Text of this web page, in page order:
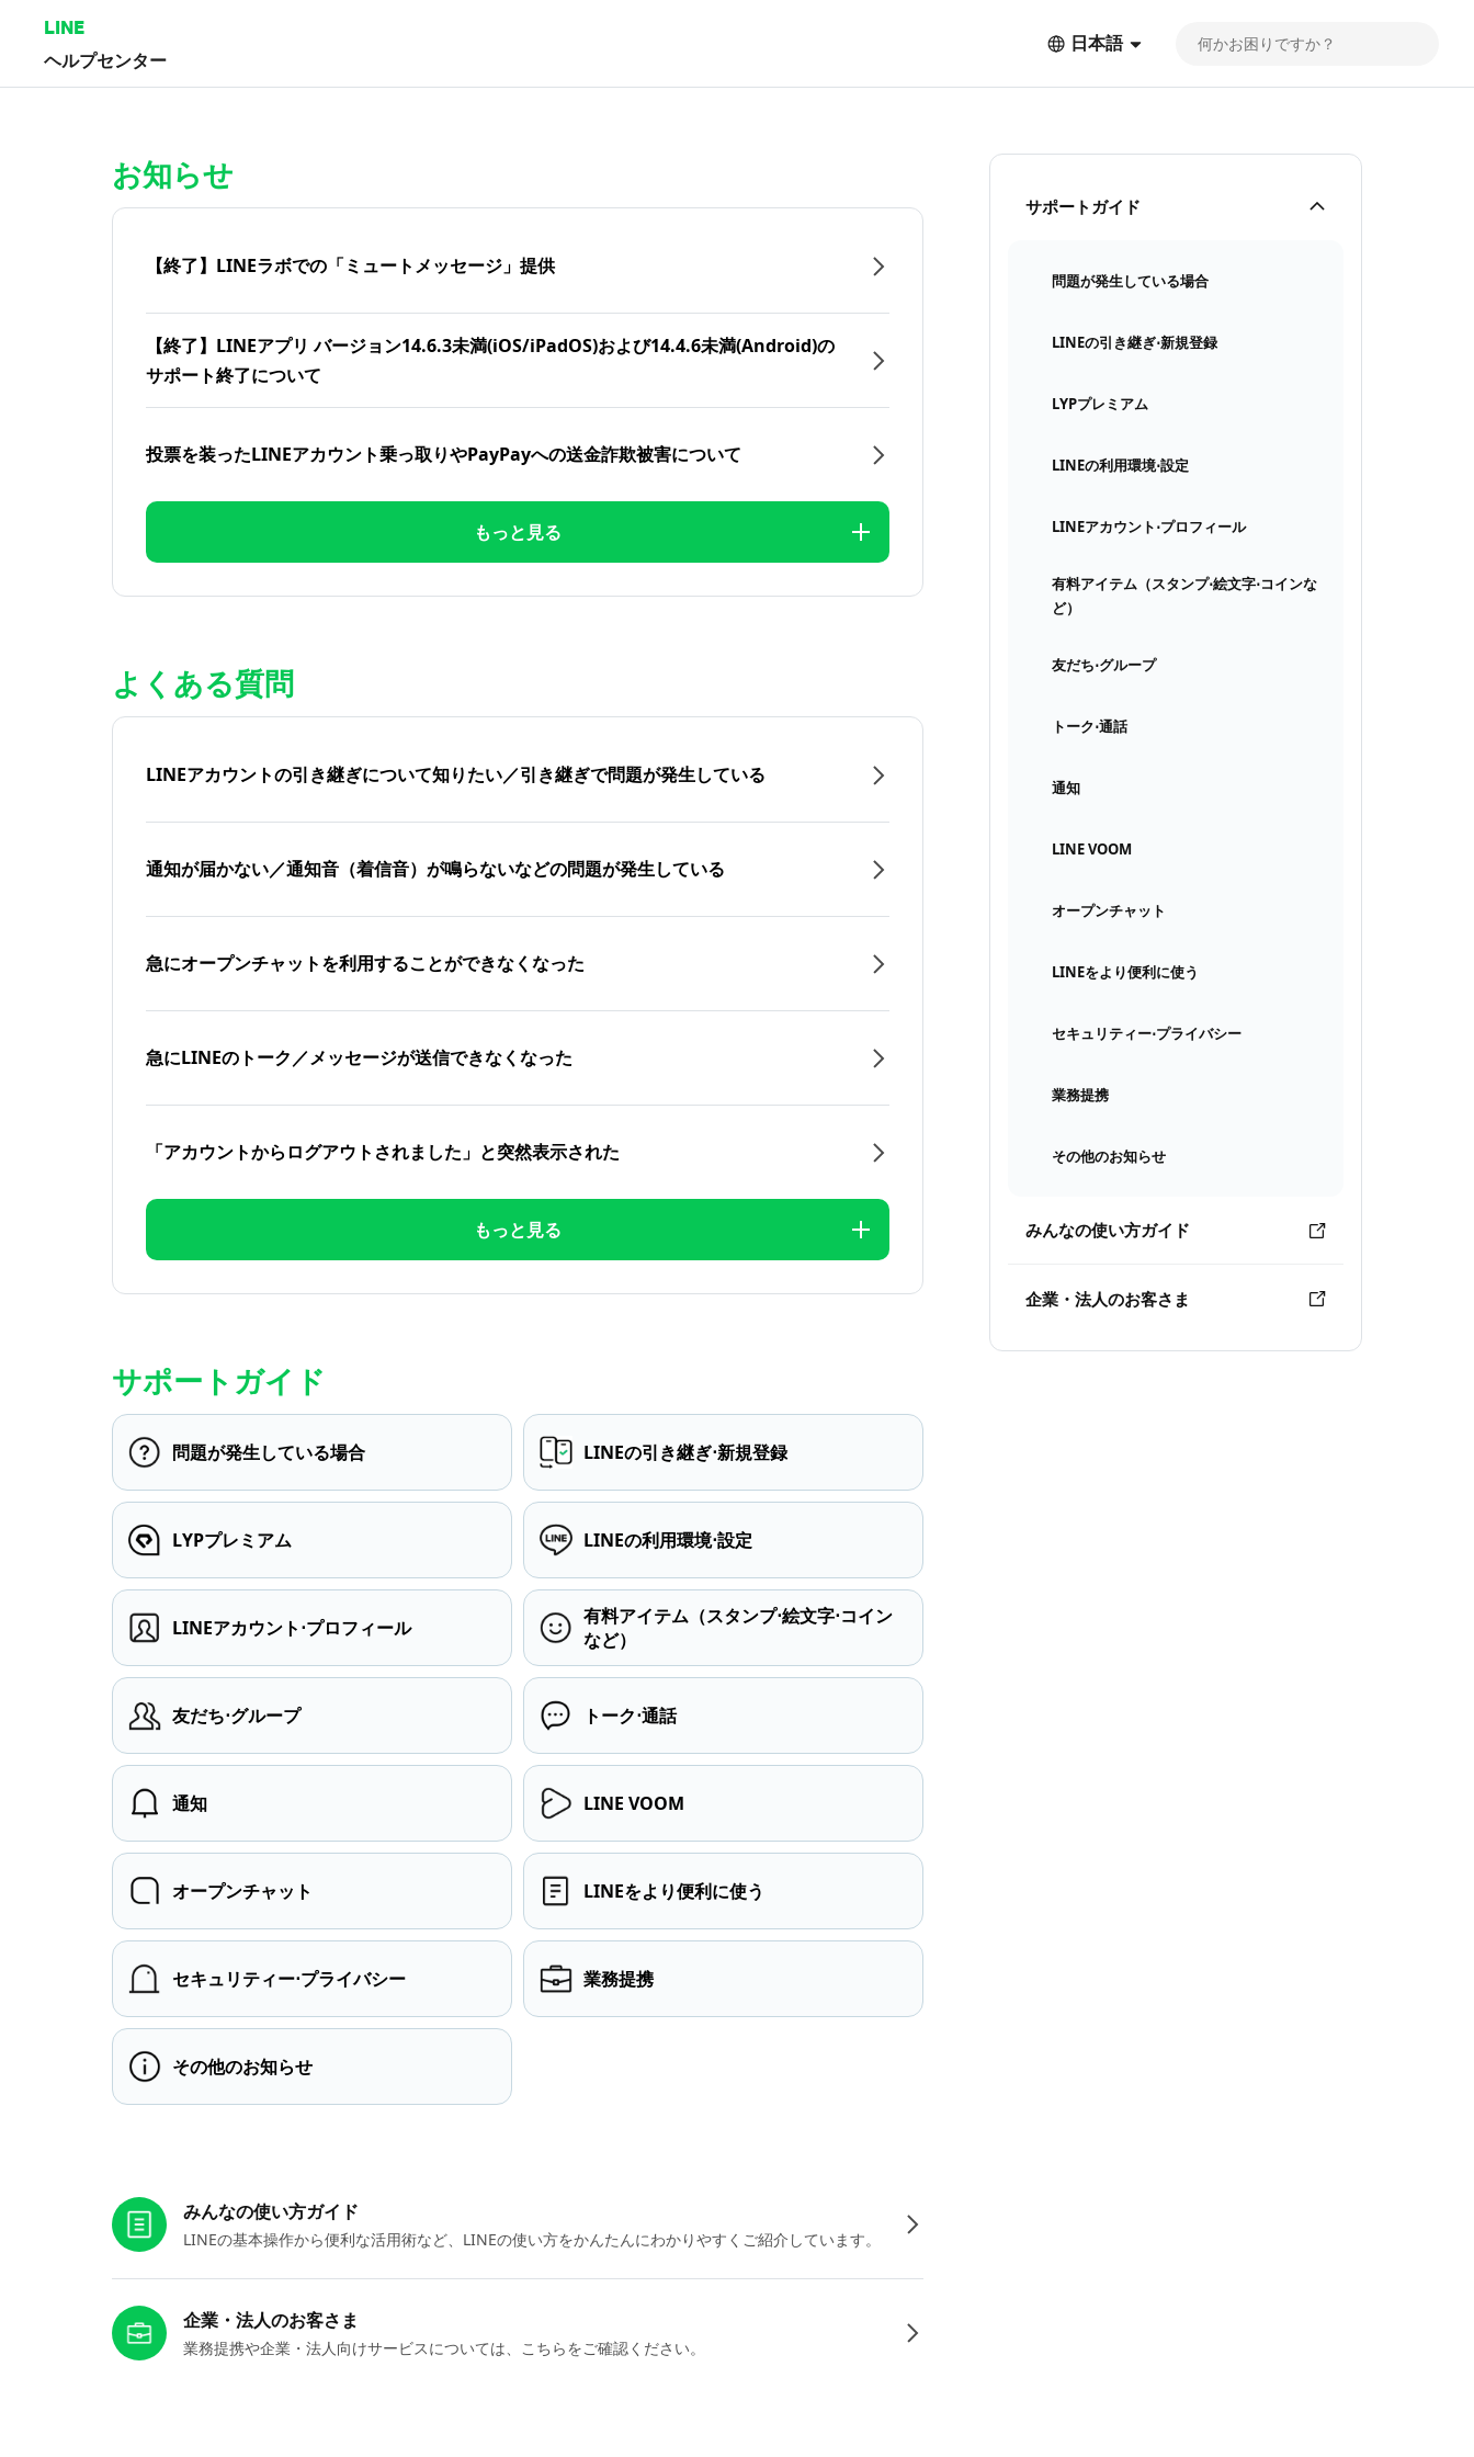
LINE
ヘルプセンター
日本語
サポートガイド
問題が発生している場合
LINEの引き継ぎ⋅新規登録
LYPプレミアム
LINEの利用環境⋅設定
LINEアカウント⋅プロフィール
有料アイテム（スタンプ⋅絵文字⋅コインな
ど）
友だち⋅グループ
トーク⋅通話
通知
LINE VOOM
オープンチャット
LINEをより便利に使う
セキュリティー⋅プライバシー
業務提携
その他のお知らせ
みんなの使い方ガイド
企業・法人のお客さま
お知らせ
【終了】LINEラボでの「ミュートメッセージ」提供
【終了】LINEアプリ バージョン14.6.3未満(iOS/iPadOS)および14.4.6未満(Android)の
サポート終了について
投票を装ったLINEアカウント乗っ取りやPayPayへの送金詐欺被害について
もっと見る
よくある質問
LINEアカウントの引き継ぎについて知りたい／引き継ぎで問題が発生している
通知が届かない／通知音（着信音）が鳴らないなどの問題が発生している
急にオープンチャットを利用することができなくなった
急にLINEのトーク／メッセージが送信できなくなった
「アカウントからログアウトされました」と突然表示された
もっと見る
サポートガイド
問題が発生している場合 LINEの引き継ぎ⋅新規登録
LYPプレミアム LINEの利用環境⋅設定
LINEアカウント⋅プロフィール
有料アイテム（スタンプ⋅絵文字⋅コイン
など）
友だち⋅グループ トーク⋅通話
通知 LINE VOOM
オープンチャット LINEをより便利に使う
セキュリティー⋅プライバシー 業務提携
その他のお知らせ
みんなの使い方ガイド
LINEの基本操作から便利な活用術など、LINEの使い方をかんたんにわかりやすくご紹介しています。
企業・法人のお客さま
業務提携や企業・法人向けサービスについては、こちらをご確認ください。